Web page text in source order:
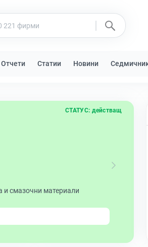
Статии Новини
СТАТУС: действащ
и смазочни материали